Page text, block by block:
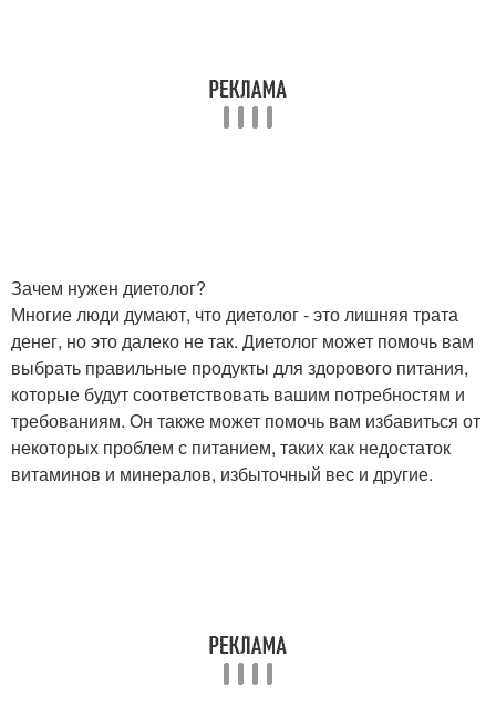
Зачем нужен диетолог?
Многие люди думают, что диетолог - это лишняя трата
денег, но это далеко не так. Диетолог может помочь вам
выбрать правильные продукты для здорового питания,
которые будут соответствовать вашим потребностям и
требованиям. Он также может помочь вам избавиться от
некоторых проблем с питанием, таких как недостаток
витаминов и минералов, избыточный вес и другие.